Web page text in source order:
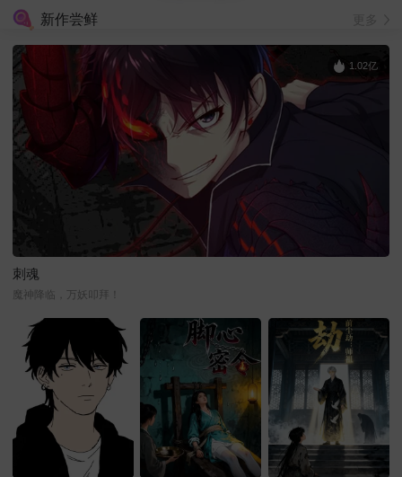
新作尝鲜
刺魂
魔神降临，万妖叩拜！
1.02亿